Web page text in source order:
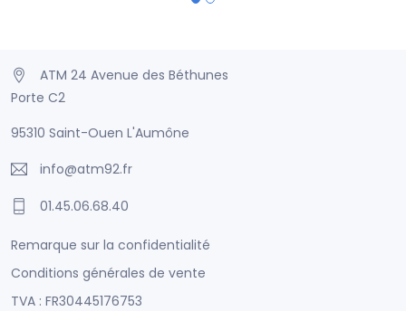
ATM 24 Avenue des Béthunes
Porte C2
95310 Saint-Ouen L'Aumône
info@atm92.fr
01.45.06.68.40
Remarque sur la confidentialité
Conditions générales de vente
TVA : FR30445176753